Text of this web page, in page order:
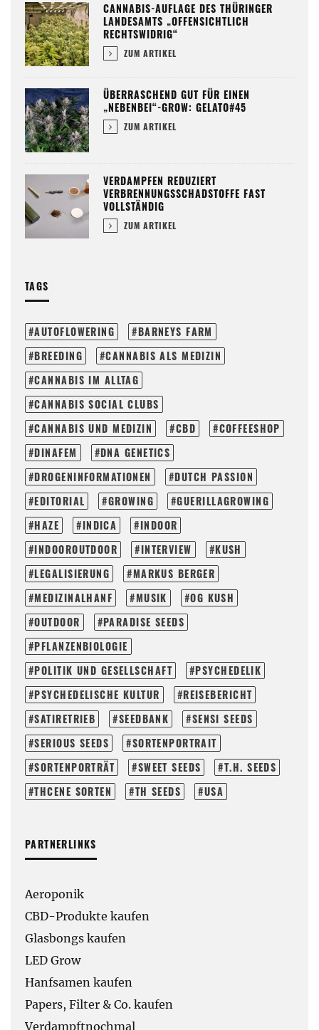
CANNABIS-AUFLAGE DES THÜRINGER
LANDESAMTS „OFFENSICHTLICH
RECHTSWIDRIG“
ZUM ARTIKEL
ÜBERRASCHEND GUT FÜR EINEN
„NEBENBEI“-GROW: GELATO#45
ZUM ARTIKEL
VERDAMPFEN REDUZIERT
VERBRENNUNGSSCHADSTOFFE FAST
VOLLSTÄNDIG
ZUM ARTIKEL
TAGS
AUTOFLOWERING
BARNEYS FARM
BREEDING
CANNABIS ALS MEDIZIN
CANNABIS IM ALLTAG
CANNABIS SOCIAL CLUBS
CANNABIS UND MEDIZIN
CBD
COFFEESHOP
DINAFEM
DNA GENETICS
DROGENINFORMATIONEN
DUTCH PASSION
EDITORIAL
GROWING
GUERILLAGROWING
HAZE
INDICA
INDOOR
INDOOROUTDOOR
INTERVIEW
KUSH
LEGALISIERUNG
MARKUS BERGER
MEDIZINALHANF
MUSIK
OG KUSH
OUTDOOR
PARADISE SEEDS
PFLANZENBIOLOGIE
POLITIK UND GESELLSCHAFT
PSYCHEDELIK
PSYCHEDELISCHE KULTUR
REISEBERICHT
SATIRETRIEB
SEEDBANK
SENSI SEEDS
SERIOUS SEEDS
SORTENPORTRAIT
SORTENPORTRÄT
SWEET SEEDS
T.H. SEEDS
THCENE SORTEN
TH SEEDS USA
PARTNERLINKS
Aeroponik
CBD-Produkte kaufen
Glasbongs kaufen
LED Grow
Hanfsamen kaufen
Papers, Filter & Co. kaufen
Verdampftnochmal